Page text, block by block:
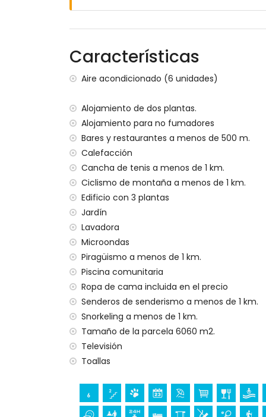
2 terrazas, de las cuales 1 está cubierta
Ducha exterior
Zona de estar y comedor exterior
Espacio de garaje comunitario
Pueblo más cercano: Jávea (a menos
Orilla o ribera más cercana:
Playa más cercana: El Arenal, Jávea (a
Puerto más cercano: Nou Fontana (a
Parque más cercano: Montgó (a
Aeropuerto más cercano: Alicante (a
Segundo aeropuerto más cercano:
No se permite fumar
Consultar si se permiten mascotas
El alojamiento es muy adecuado para
Instalaciones y servicios incluidos en el
Internet (WiFi)
Plancha y tabla de planchar
Ropa de cama y toallas
Servicio de recepción y servicio de
Calefacción por suelo radiante y aire
Instalaciones y servicios con coste adicional
Cama extra y cuna (bajo demanda)
Entretenimiento y actividades de ocio
Discoteca, bar, paseo marítimo (El
Características
Aire acondicionado (6 unidades)
Alojamiento de dos plantas.
Alojamiento para no fumadores
Bares y restaurantes a menos de 500 m.
Calefacción
Cancha de tenis a menos de 1 km.
Ciclismo de montaña a menos de 1 km.
Edificio con 3 plantas
Jardín
Lavadora
Microondas
Piragüismo a menos de 1 km.
Piscina comunitaria
Ropa de cama incluida en el precio
Senderos de senderismo a menos de 1 km.
Snorkeling a menos de 1 km.
Tamaño de la parcela 6060 m2.
Televisión
Toallas